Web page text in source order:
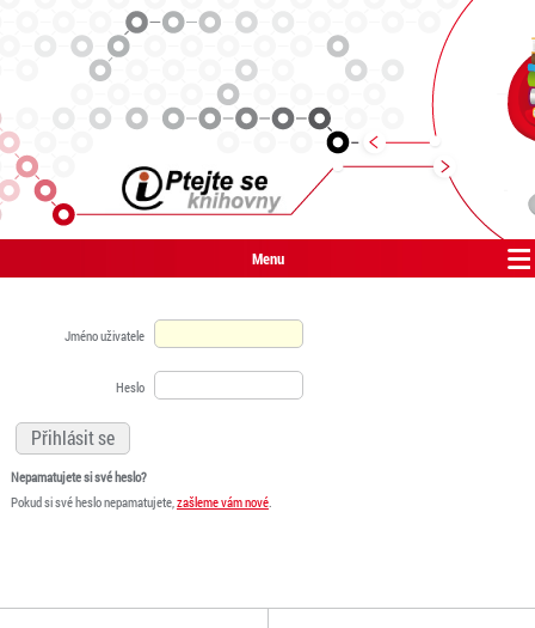
Menu
Jméno uživatele
Heslo
Nepamatujete si své heslo?
Pokud si své heslo nepamatujete,zašleme vám nové.